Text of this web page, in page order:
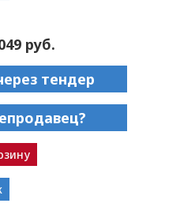
руб.
тендер